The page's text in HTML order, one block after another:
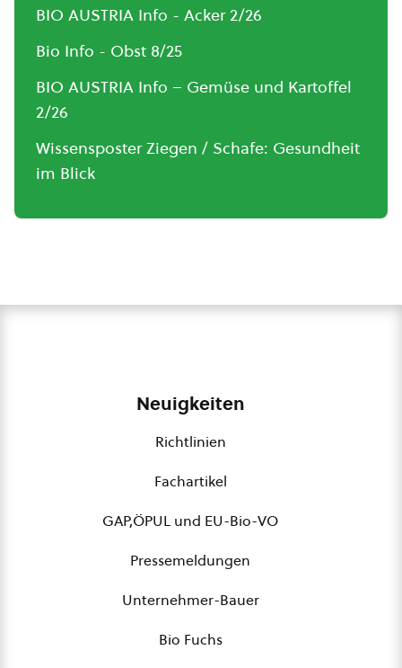
BIO AUSTRIA Info - Acker 2/26
Bio Info - Obst 8/25
BIO AUSTRIA Info – Gemüse und Kartoffel
2/26
Wissensposter Ziegen / Schafe: Gesundheit
im Blick
Neuigkeiten
Richtlinien
Fachartikel
GAP,ÖPUL und EU-Bio-VO
Pressemeldungen
Unternehmer-Bauer
Bio Fuchs